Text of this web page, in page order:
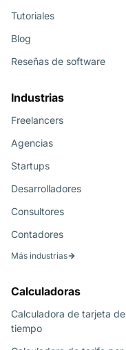
Tutoriales
Blog
Reseñas de software
Industrias
Freelancers
Agencias
Startups
Desarrolladores
Consultores
Contadores
Más industrias
Calculadoras
Calculadora de tarjeta de
tiempo